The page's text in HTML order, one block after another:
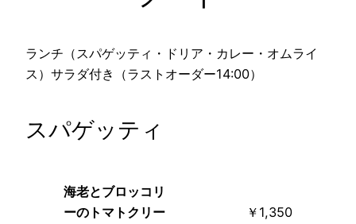
ランチ（スパゲッティ・ドリア・カレー・オムライ
ス）サラダ付き（ラストオーダー14:00）
スパゲッティ
海老とブロッコリ
ーのトマトクリー
￥1,350